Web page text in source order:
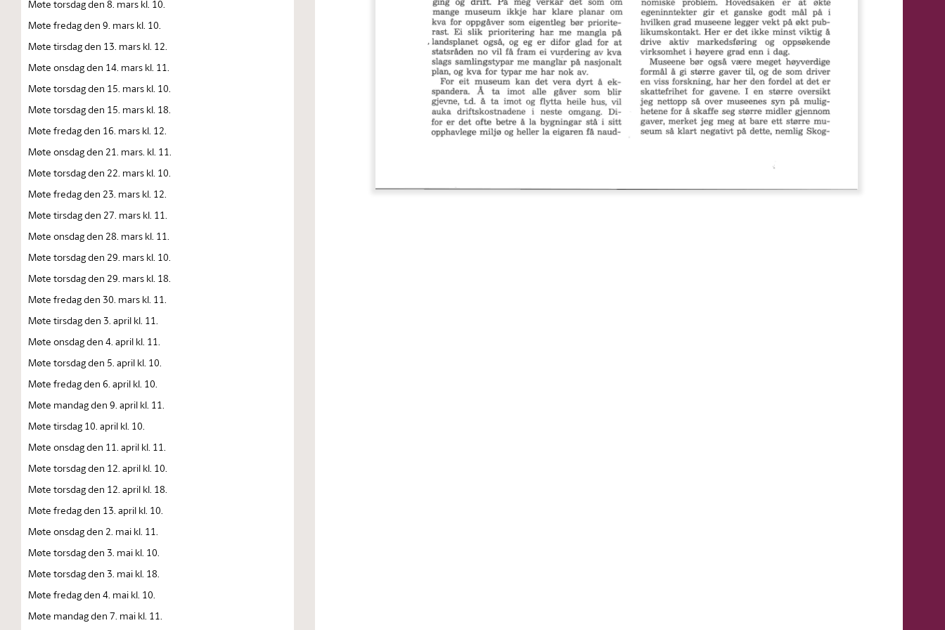
Møte torsdag den 8. mars kl. 10.
Møte fredag den 9. mars kl. 10.
Møte tirsdag den 13. mars kl. 12.
Møte onsdag den 14. mars kl. 11.
Møte torsdag den 15. mars kl. 10.
Møte torsdag den 15. mars kl. 18.
Møte fredag den 16. mars kl. 12.
Møte onsdag den 21. mars. kl. 11.
Møte torsdag den 22. mars kl. 10.
Møte fredag den 23. mars kl. 12.
Møte tirsdag den 27. mars kl. 11.
Møte onsdag den 28. mars kl. 11.
Møte torsdag den 29. mars kl. 10.
Møte torsdag den 29. mars kl. 18.
Møte fredag den 30. mars kl. 11.
Møte tirsdag den 3. april kl. 11.
Møte onsdag den 4. april kl. 11.
Møte torsdag den 5. april kl. 10.
Møte fredag den 6. april kl. 10.
Møte mandag den 9. april kl. 11.
Møte tirsdag 10. april kl. 10.
Møte onsdag den 11. april kl. 11.
Møte torsdag den 12. april kl. 10.
Møte torsdag den 12. april kl. 18.
Møte fredag den 13. april kl. 10.
Møte onsdag den 2. mai kl. 11.
Møte torsdag den 3. mai kl. 10.
Møte torsdag den 3. mai kl. 18.
Møte fredag den 4. mai kl. 10.
Møte mandag den 7. mai kl. 11.